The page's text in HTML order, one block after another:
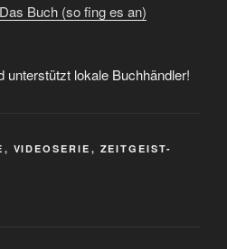
Buch (so fing es an)
unterstützt lokale Buchhändler!
, VIDEOSERIE , ZEITGEIST-